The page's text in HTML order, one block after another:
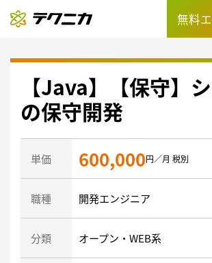
無料
【Java】【保守】
の保守開発
単価 600,000円／月 税別
職種 開発エンジニア
分類 オープン・WEB系